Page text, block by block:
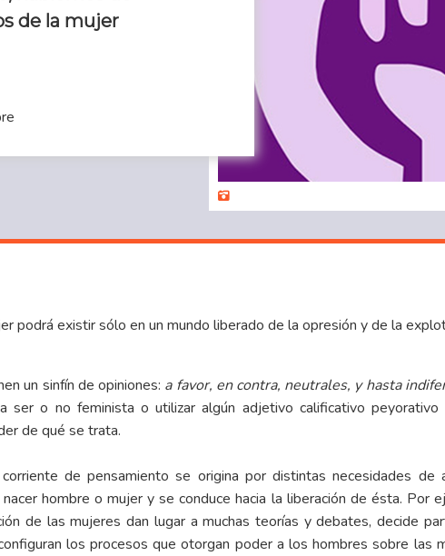
de la mujer
podrá existir sólo en un mundo liberado de la opresión y de la
un sinfín de opiniones: a favor, en contra, neutrales, y hasta
ser o no feminista o utilizar algún adjetivo calificativo peyorativo
de qué se trata.
de pensamiento se origina por distintas necesidades de
hombre o mujer y se conduce hacia la liberación de ésta. Por
de las mujeres dan lugar a muchas teorías y debates, decide
los procesos que otorgan poder a los hombres sobre las